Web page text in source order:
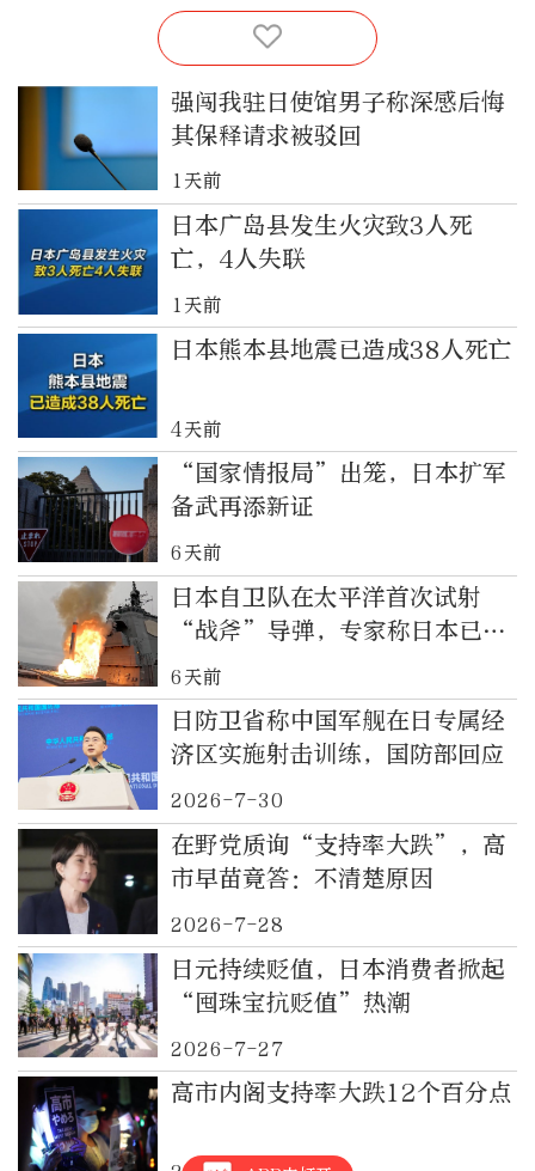
强闯我驻日使馆男子称深感后悔
其保释请求被驳回
1天前
日本广岛县发生火灾致3人死
亡，4人失联
1天前
日本熊本县地震已造成38人死亡
4天前
“国家情报局”出笼，日本扩军
备武再添新证
6天前
日本自卫队在太平洋首次试射
“战斧”导弹，专家称日本已彻
底撕下伪装，“专守防卫”原则
名存实亡
6天前
日防卫省称中国军舰在日专属经
济区实施射击训练，国防部回应
2026-7-30
在野党质询“支持率大跌”，高
市早苗竟答：不清楚原因
2026-7-28
日元持续贬值，日本消费者掀起
“囤珠宝抗贬值”热潮
2026-7-27
高市内阁支持率大跌12个百分点